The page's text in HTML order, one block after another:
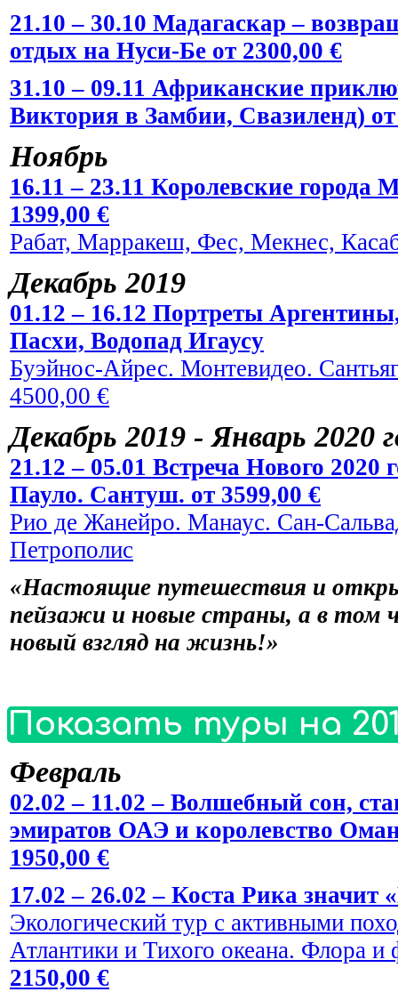
21.10 – 30.10 Мадагаскар –
отдых на Нуси-Бе от 2300,00 €
31.10 – 09.11 Африканские
Виктория в Замбии, Свазиленд) от
Ноябрь
16.11 – 23.11 Королевские
1399,00 €
Рабат, Марракеш, Фес, Мекнес,
Декабрь 2019
01.12 – 16.12 Портреты
Пасхи, Водопад Игаусу
Буэйнос-Айрес. Монтевидео.
4500,00 €
Декабрь 2019 - Январь 2020
21.12 – 05.01 Встреча Нового
Пауло. Сантуш. от 3599,00 €
Рио де Жанейро. Манаус. Сан-
Петрополис
«Настоящие путешествия и
пейзажи и новые страны, а в том
новый взгляд на жизнь!»
Показать туры на
Февраль
02.02 – 11.02 – Волшебный сон,
эмиратов ОАЭ и королевство
1950,00 €
17.02 – 26.02 – Коста Рика значит
Экологический тур с активными
Атлантики и Тихого океана. Флора
2150,00 €